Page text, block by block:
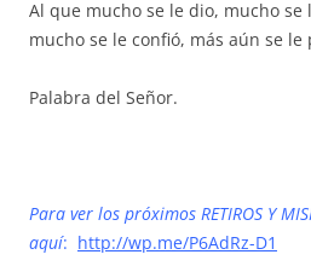
Al que mucho se le dio, mucho se
mucho se le confió, más aún se le
Palabra del Señor.
Para ver los próximos RETIROS Y
aquí: http://wp.me/P6AdRz-D1